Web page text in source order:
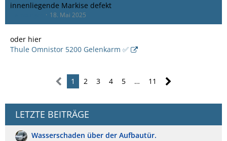
innenliegende Markise defekt
18. Mai 2025
oder hier
Thule Omnistor 5200 Gelenkarm ✅
1 2 3 4 5 … 11
LETZTE BEITRÄGE
Wasserschaden über der Aufbautür.